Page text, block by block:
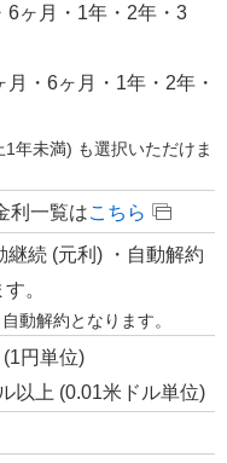
6ヶ月・1年・2年・3
月・6ヶ月・1年・2年・
年未満) も選択いただけま
利一覧はこちら
継続 (元利) ・自動解約
。
動解約となります。
(1円単位)
以上 (0.01米ドル単位)